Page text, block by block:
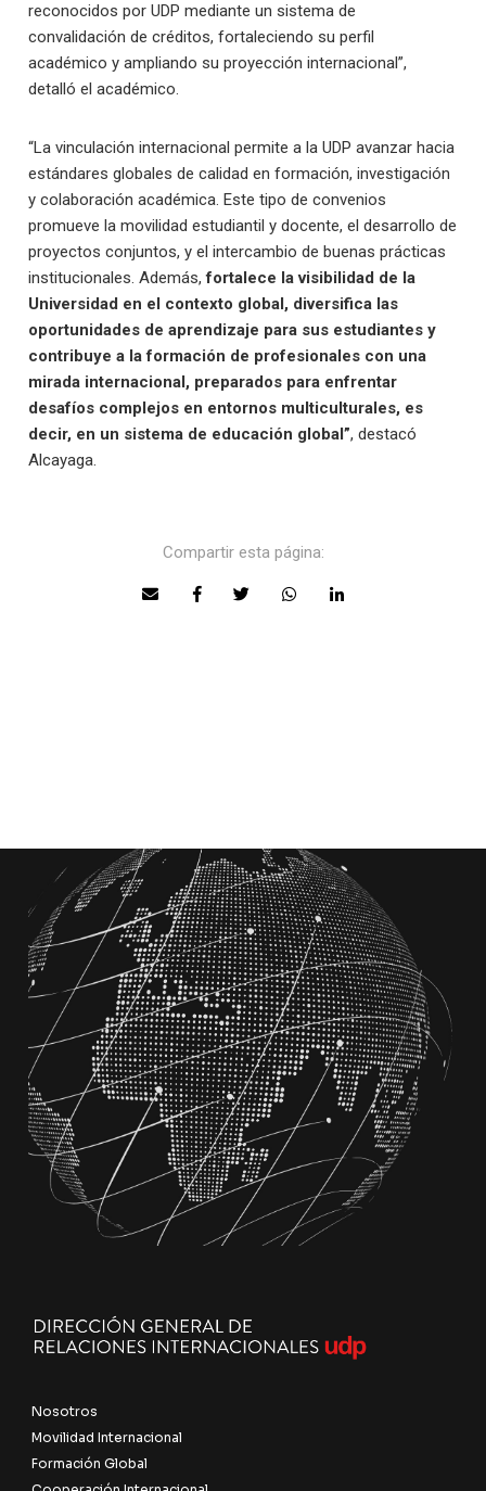
reconocidos por UDP mediante un sistema de
convalidación de créditos, fortaleciendo su perfil
académico y ampliando su proyección internacional”,
detalló el académico.
“La vinculación internacional permite a la UDP avanzar hacia
estándares globales de calidad en formación, investigación
y colaboración académica. Este tipo de convenios
promueve la movilidad estudiantil y docente, el desarrollo de
proyectos conjuntos, y el intercambio de buenas prácticas
institucionales. Además, fortalece la visibilidad de la
Universidad en el contexto global, diversifica las
oportunidades de aprendizaje para sus estudiantes y
contribuye a la formación de profesionales con una
mirada internacional, preparados para enfrentar
desafíos complejos en entornos multiculturales, es
decir, en un sistema de educación global”, destacó
Alcayaga.
Compartir esta página:
Nosotros
Movilidad Internacional
Formación Global